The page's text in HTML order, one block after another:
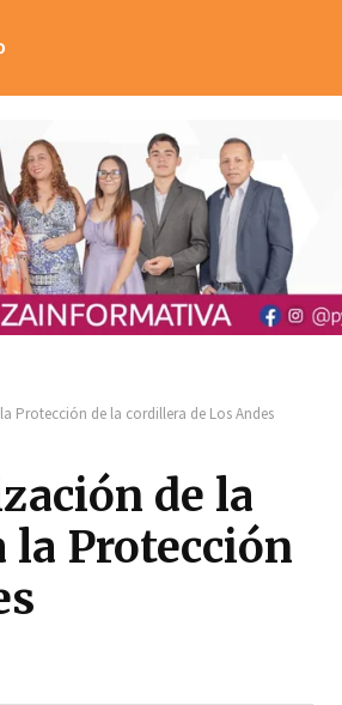
Protección de la cordillera de Los Andes
de la
la Protección